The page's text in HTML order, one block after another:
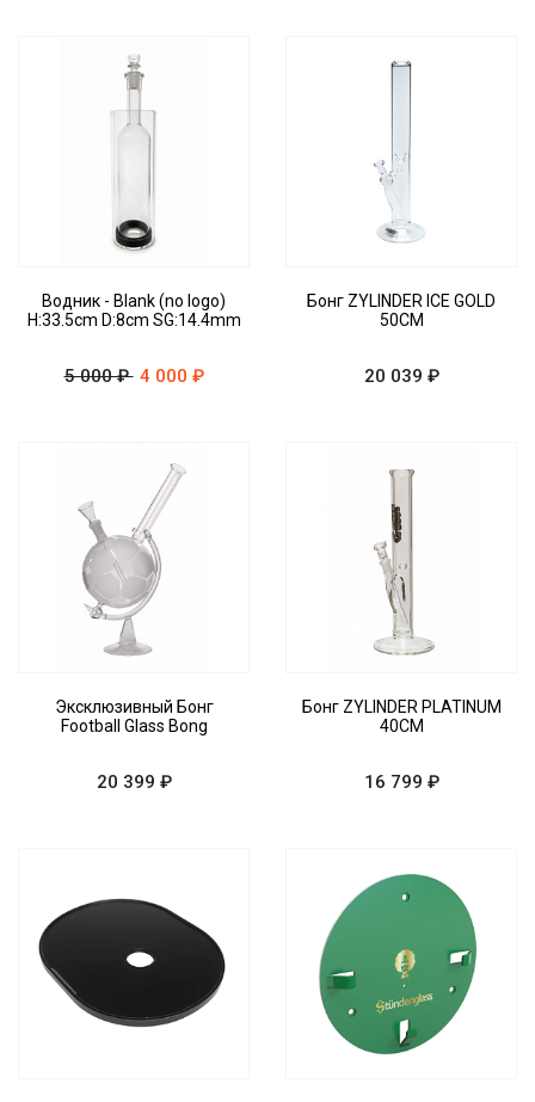
Водник - Blank (no logo)
H:33.5cm D:8cm SG:14.4mm
5 000 ₽ 4 000 ₽
Бонг ZYLINDER ICE GOLD
50CM
20 039 ₽
Эксклюзивный Бонг
Football Glass Bong
20 399 ₽
Бонг ZYLINDER PLATINUM
40CM
16 799 ₽